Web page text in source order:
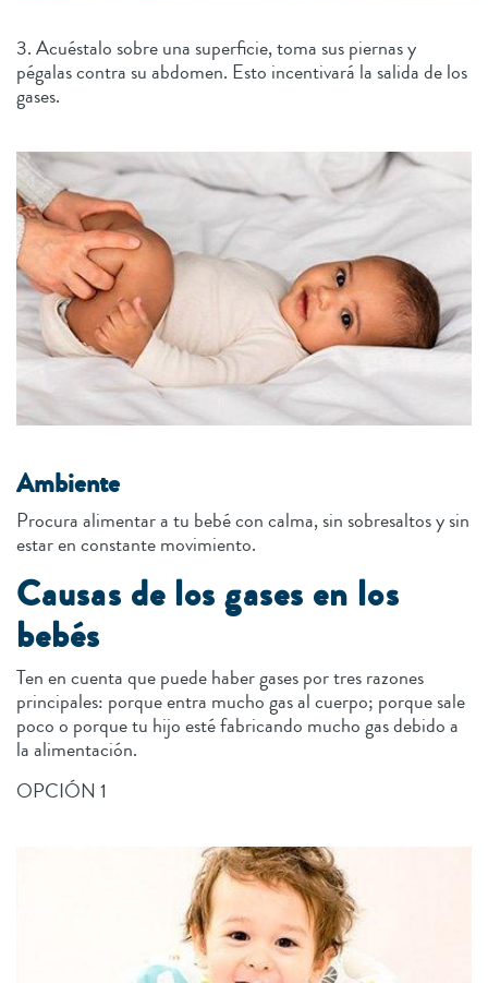
3. Acuéstalo sobre una superficie, toma sus piernas y
pégalas contra su abdomen. Esto incentivará la salida de los
gases.
Ambiente
Procura alimentar a tu bebé con calma, sin sobresaltos y sin
estar en constante movimiento.
Causas de los gases en los
bebés
Ten en cuenta que puede haber gases por tres razones
principales: porque entra mucho gas al cuerpo; porque sale
poco o porque tu hijo esté fabricando mucho gas debido a
la alimentación.
OPCIÓN 1